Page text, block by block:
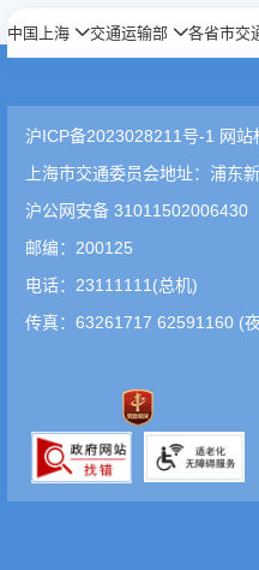
中国上海 交通运输部 各省市交
沪ICP备2023028211号-1 网
上海市交通委员会地址：浦东
沪公网安备 31011502006430
邮编：200125
电话：23111111(总机)
传真：63261717 62591160 (